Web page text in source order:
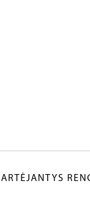
ARTĖJANTYS